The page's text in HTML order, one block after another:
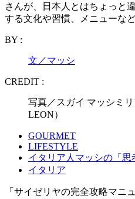
さんが、日本人とはちょっと
する文化や習慣、メニューな
BY :
文／マッシ
CREDIT :
写真／スガイ マッシミ
LEON）
GOURMET
LIFESTYLE
イタリア人マッシの「思
イタリア
「サイゼリヤの完全攻略マニ